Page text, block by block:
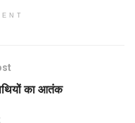
का आतंक